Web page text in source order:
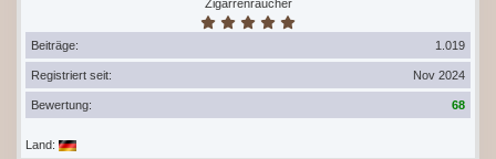
Zigarrenraucher
Beiträge: 1.019
Registriert seit: Nov 2024
Bewertung: 68
Land: